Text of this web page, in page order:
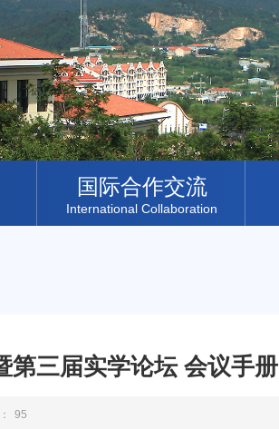
国际合作交流
International Collaboration
第三届实学论坛 会议手册
95